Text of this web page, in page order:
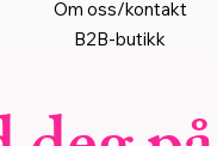
Om oss/kontakt
B2B-butikk